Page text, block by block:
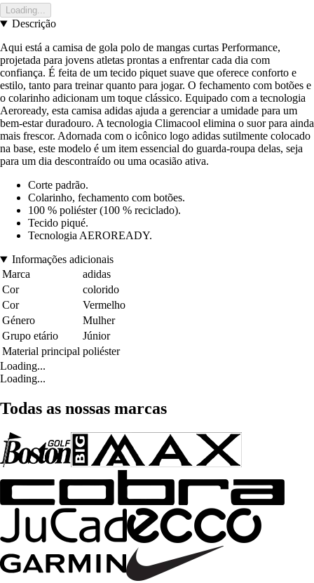
Loading...
Descrição
Aqui está a camisa de gola polo de mangas curtas Performance,
projetada para jovens atletas prontas a enfrentar cada dia com
confiança. É feita de um tecido piquet suave que oferece conforto e
estilo, tanto para treinar quanto para jogar. O fechamento com botões e
o colarinho adicionam um toque clássico. Equipado com a tecnologia
Aeroready, esta camisa adidas ajuda a gerenciar a umidade para um
bem-estar duradouro. A tecnologia Climacool elimina o suor para ainda
mais frescor. Adornada com o icônico logo adidas sutilmente colocado
na base, este modelo é um item essencial do guarda-roupa delas, seja
para um dia descontraído ou uma ocasião ativa.
Corte padrão.
Colarinho, fechamento com botões.
100 % poliéster (100 % reciclado).
Tecido piqué.
Tecnologia AEROREADY.
Informações adicionais
Marca
adidas
Cor
colorido
Cor
Vermelho
Género
Mulher
Grupo etário
Júnior
Material principal poliéster
Loading...
Loading...
Todas as nossas marcas